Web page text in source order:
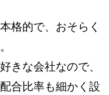
格的で、おそらく
きな会社なので、
合比率も細かく設